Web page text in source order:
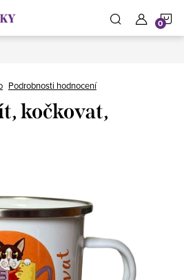
Podrobnosti hodnocení
kočkovat,